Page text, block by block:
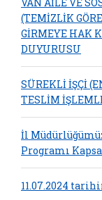
(TEMİZLİK
GİRMEYE HAK
DUYURUSU
SÜREKLİ İŞÇİ
TESLİM
İl
Programı
11.07.2024